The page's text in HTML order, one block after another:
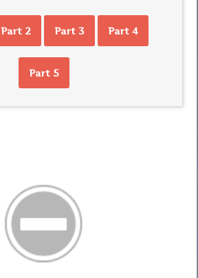
Part 2 Part 3 Part 4
Part 5